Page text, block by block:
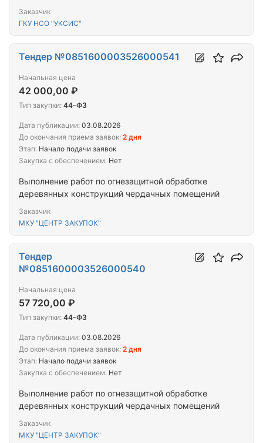
Заказчик
ГКУ НСО "УКСИС"
Выполнение работ по огнезащитной обработке
деревянных конструкций чердачных помещений
Заказчик
МКУ "ЦЕНТР ЗАКУПОК"
Тендер №0851600003526000541
Начальная цена
42 000,00 ₽
Тип закупки: 44-ФЗ
Дата публикации: 03.08.2026
До окончания приема заявок: 2 дня
Этап: Начало подачи заявок
Закупка с обеспечением: Нет
Выполнение работ по огнезащитной обработке
деревянных конструкций чердачных помещений
Заказчик
МКУ "ЦЕНТР ЗАКУПОК"
Тендер
№0851600003526000540
Начальная цена
57 720,00 ₽
Тип закупки: 44-ФЗ
Дата публикации: 03.08.2026
До окончания приема заявок: 2 дня
Этап: Начало подачи заявок
Закупка с обеспечением: Нет